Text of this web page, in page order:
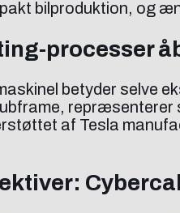
bilproduktion, og
processer
betyder selve
repræsenterer
af Tesla